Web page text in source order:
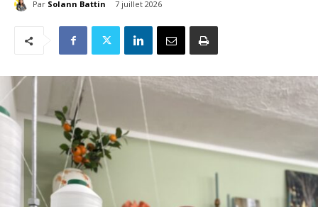
Par Solann Battin 7 juillet 2026